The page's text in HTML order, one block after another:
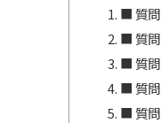
■ 質問
■ 質問
■ 質問
■ 質問
■ 質問